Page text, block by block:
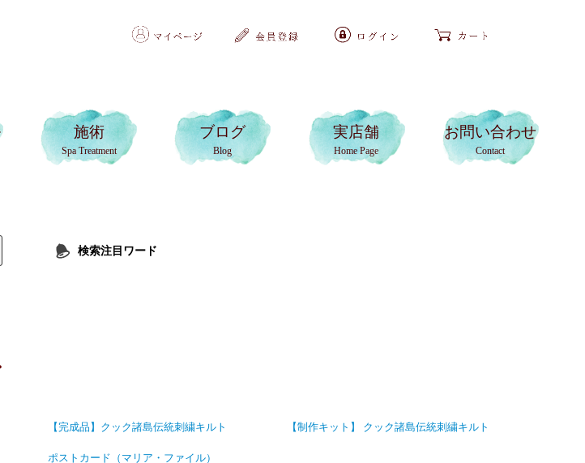
施術
Spa Treatment
ブログ
Blog
実店舗
Home Page
お問い合わせ
Contact
検索注目ワード
【完成品】クック諸島伝統刺繍キルト 【制作キット】 クック諸島伝統刺繍キルト
ポストカード（マリア・ファイル）